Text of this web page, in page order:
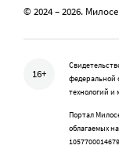
© 2024 – 2026.
16+
федеральной
технологий и
Портал
облагаемых